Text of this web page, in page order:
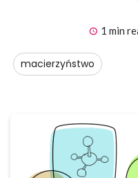
1 min
macierzyństwo